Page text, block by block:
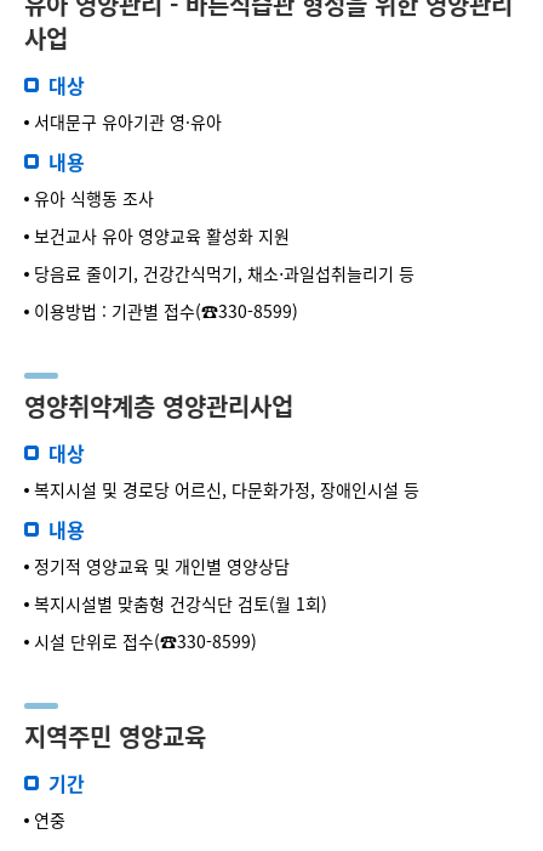
사업
대상
서대문구 유아기관 영·유아
내용
유아 식행동 조사
보건교사 유아 영양교육 활성화 지원
당음료 줄이기, 건강간식먹기, 채소⋅과일섭취늘리기 등
이용방법 : 기관별 접수(☎330-8599)
영양취약계층 영양관리사업
대상
복지시설 및 경로당 어르신, 다문화가정, 장애인시설 등
내용
정기적 영양교육 및 개인별 영양상담
복지시설별 맞춤형 건강식단 검토(월 1회)
시설 단위로 접수(☎330-8599)
지역주민 영양교육
기간
연중